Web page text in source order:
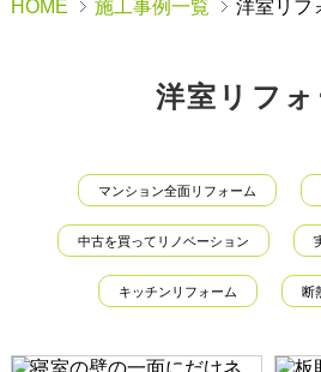
HOME 施工事例一覧 洋室リフ
洋室リフォ
マンション全面リフォーム
中古を買ってリノベーション
キッチンリフォーム 断